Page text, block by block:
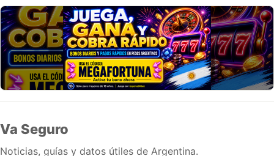
Va Seguro
Noticias, guías y datos útiles de Argentina.